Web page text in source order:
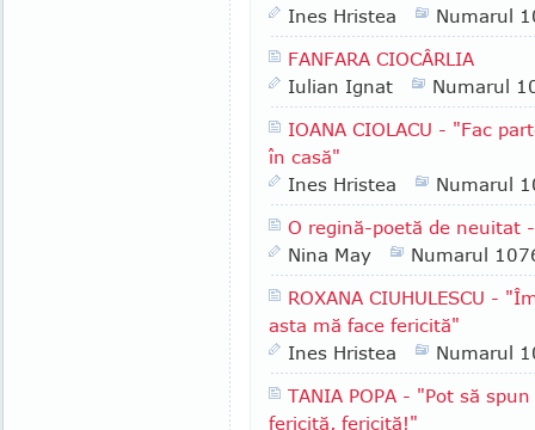
Ines Hristea
Numarul
FANFARA CIOCÂRLIA
Iulian Ignat
Numarul
IOANA CIOLACU - "Fac
în casă"
Ines Hristea
Numarul
O regină-poetă de neuitat
Nina May
Numarul
ROXANA CIUHULESCU -
asta mă face fericită"
Ines Hristea
Numarul
TANIA POPA - "Pot să
fericită, fericită!"